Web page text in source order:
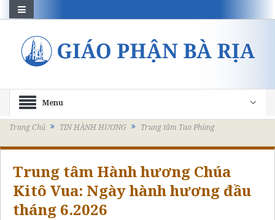
Menu
Trang Chủ TIN HÀNH HƯƠNG Trung tâm Tao Phùng
Trung tâm Hành hương Chúa
Kitô Vua: Ngày hành hương đầu
tháng 6.2026